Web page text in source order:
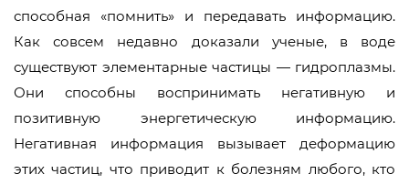
способная «помнить» и передавать информацию.
Как совсем недавно доказали ученые, в воде
существуют элементарные частицы — гидроплазмы.
Они способны воспринимать негативную и
позитивную энергетическую информацию.
Негативная информация вызывает деформацию
этих частиц, что приводит к болезням любого, кто